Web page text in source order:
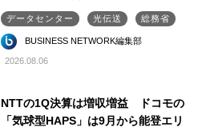
データセンター 光伝送 総務省
BUSINESS NETWORK編集部
2026.08.06
NTTの1Q決算は増収増益 ドコモの
「気球型HAPS」は9月から能登エリ